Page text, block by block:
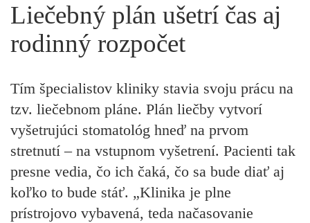
Liečebný plán ušetrí čas aj
rodinný rozpočet
Tím špecialistov kliniky stavia svoju prácu na
tzv. liečebnom pláne. Plán liečby vytvorí
vyšetrujúci stomatológ hneď na prvom
stretnutí – na vstupnom vyšetrení. Pacienti tak
presne vedia, čo ich čaká, čo sa bude diať aj
koľko to bude stáť. „Klinika je plne
prístrojovo vybavená, teda načasovanie